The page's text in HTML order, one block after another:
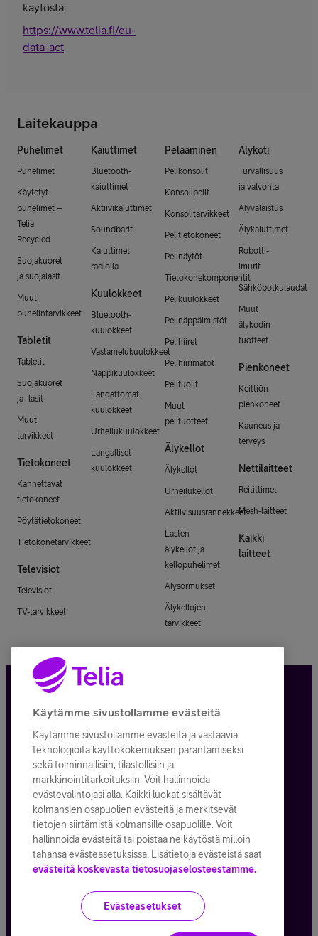
käytöstä:
https://www.telia.fi/eu-
data-act
Laitekauppa
Puhelimet
Puhelimet
Käytetyt
puhelimet –
Telia
Recycled
Suojakuoret
ja suojalasit
Muut
puhelintarvikkeet
Tabletit
Tabletit
Suojakuoret
ja -lasit
Muut
tarvikkeet
Tietokoneet
Kannettavat
tietokoneet
Pöytätietokoneet
Tietokonetarvikkeet
Televisiot
Televisiot
TV-tarvikkeet
Kaiuttimet
Bluetooth-
kaiuttimet
Aktiivikaiuttimet
Soundbarit
Kaiuttimet
radiolla
Kuulokkeet
Bluetooth-
kuulokkeet
Vastamelukuulokkeet
Nappikuulokkeet
Langattomat
kuulokkeet
Urheilukuulokkeet
Langalliset
kuulokkeet
Pelaaminen
Pelikonsolit
Konsolipelit
Konsolitarvikkeet
Pelitietokoneet
Pelinäytöt
Tietokonekomponentit
Pelikuulokkeet
Pelinäppäimistöt
Pelihiiret
Pelihiirimatot
Pelituolit
Muut
pelituotteet
Älykellot
Älykellot
Urheilukellot
Aktiivisuusrannekkeet
Lasten
älykellot ja
kellopuhelimet
Älysormukset
Älykellojen
tarvikkeet
Älykoti
Turvallisuus
ja valvonta
Älyvalaistus
Älykaiuttimet
Robotti-
imurit
Sähköpotkulaudat
Muut
älykodin
tuotteet
Pienkoneet
Keittiön
pienkoneet
Kauneus ja
terveys
Nettilaitteet
Reitittimet
Mesh-laitteet
Kaikki
laitteet
Tietosuoja ja -turva
Tilauksen peruuttaminen
Käyttöehdot
Evästeiden käyttö
Toimitusehdot ja palvelukuvaukset
Kaikki hinnat ALV25,5%
© Telia Company2026
Käytämme sivustollamme evästeitä
Käytämme sivustollamme evästeitä ja vastaavia
teknologioita käyttökokemuksen parantamiseksi
sekä toiminnallisiin, tilastollisiin ja
markkinointitarkoituksiin. Voit hallinnoida
evästevalintojasi alla. Kaikki luokat sisältävät
kolmansien osapuolien evästeitä ja merkitsevät
tietojen siirtämistä kolmansille osapuolille. Voit
hallinnoida evästeitä tai poistaa ne käytöstä milloin
tahansa evästeasetuksissa. Lisätietoja evästeistä saat
evästeitä koskevasta tietosuojaselosteestamme.
Evästeasetukset